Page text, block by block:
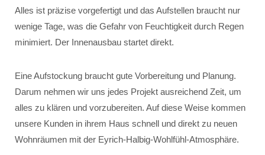
Alles ist präzise vorgefertigt und das Aufstellen braucht nur
wenige Tage, was die Gefahr von Feuchtigkeit durch Regen
minimiert. Der Innenausbau startet direkt.
Eine Aufstockung braucht gute Vorbereitung und Planung.
Darum nehmen wir uns jedes Projekt ausreichend Zeit, um
alles zu klären und vorzubereiten. Auf diese Weise kommen
unsere Kunden in ihrem Haus schnell und direkt zu neuen
Wohnräumen mit der Eyrich-Halbig-Wohlfühl-Atmosphäre.